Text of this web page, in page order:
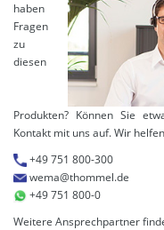
haben
Fragen
zu
diesen
Produkten? Können Sie
Kontakt mit uns auf. Wir
+49 751 800-300
wema@thommel.de
+49 751 800-0
Weitere Ansprechpartner